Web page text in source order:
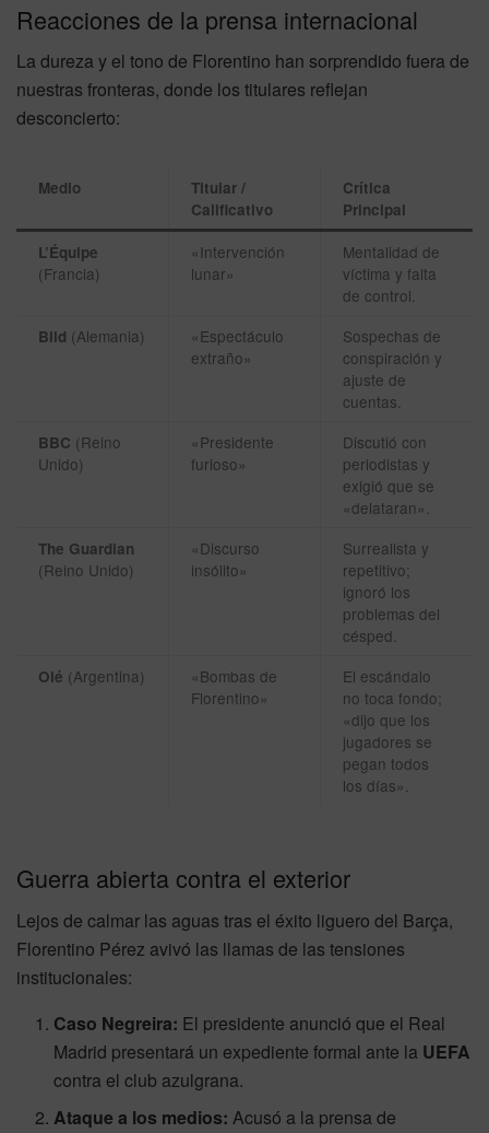
Reacciones de la prensa internacional
La dureza y el tono de Florentino han sorprendido fuera de
nuestras fronteras, donde los titulares reflejan
desconcierto:
Medio
Titular /
Calificativo
Crítica
Principal
L’Équipe
(Francia)
«Intervención
lunar»
Mentalidad de
víctima y falta
de control.
Bild (Alemania)
«Espectáculo
extraño»
Sospechas de
conspiración y
ajuste de
cuentas.
BBC (Reino
Unido)
«Presidente
furioso»
Discutió con
periodistas y
exigió que se
«delataran».
The Guardian
(Reino Unido)
«Discurso
insólito»
Surrealista y
repetitivo;
ignoró los
problemas del
césped.
Olé (Argentina)
«Bombas de
Florentino»
El escándalo
no toca fondo;
«dijo que los
jugadores se
pegan todos
los días».
Guerra abierta contra el exterior
Lejos de calmar las aguas tras el éxito liguero del Barça,
Florentino Pérez avivó las llamas de las tensiones
institucionales:
Caso Negreira: El presidente anunció que el Real
Madrid presentará un expediente formal ante la UEFA
contra el club azulgrana.
Ataque a los medios: Acusó a la prensa de